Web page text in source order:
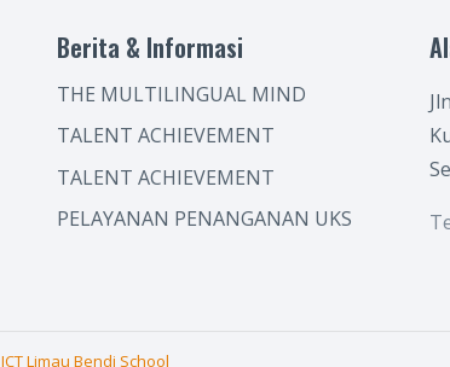
Berita & Informasi
THE MULTILINGUAL MIND
TALENT ACHIEVEMENT
TALENT ACHIEVEMENT
PELAYANAN PENANGANAN UKS
ICT Limau Bendi School